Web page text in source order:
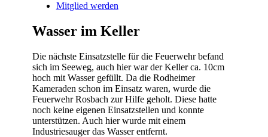
Mitglied werden
Wasser im Keller
Die nächste Einsatzstelle für die Feuerwehr befand
sich im Seeweg, auch hier war der Keller ca. 10cm
hoch mit Wasser gefüllt. Da die Rodheimer
Kameraden schon im Einsatz waren, wurde die
Feuerwehr Rosbach zur Hilfe geholt. Diese hatte
noch keine eigenen Einsatzstellen und konnte
unterstützen. Auch hier wurde mit einem
Industriesauger das Wasser entfernt.